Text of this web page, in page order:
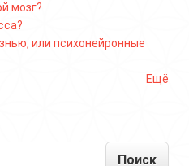
мозг?
или психонейронные
Ещё